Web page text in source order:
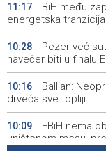
11:17
BiH među
energetska
10:28
Pezer već
navečer biti u finalu
10:16
Ballian:
drveća sve topliji
10:09
FBiH nema
uništenom mesu,